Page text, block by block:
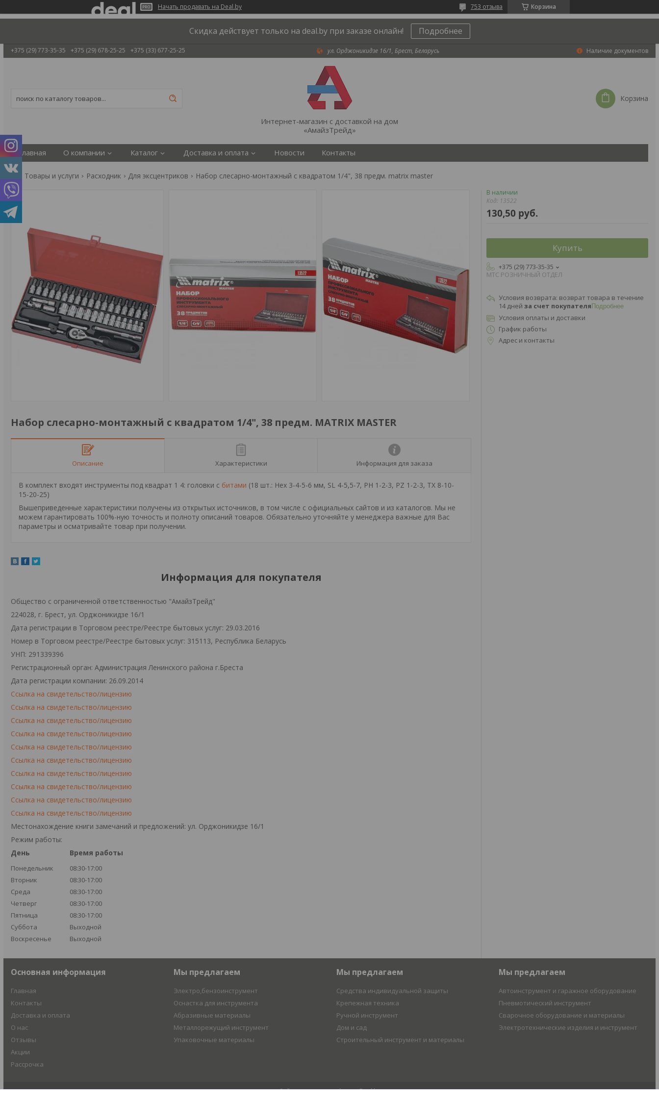
Начать продавать на Deal.by Корзина
753 отзыва
Скидка действует только на deal.by при заказе онлайн! Подробнее
+375 (29) 773-35-35 +375 (29) 678-25-25 +375 (33) 677-25-25 ул. Орджоникидзе 16/1, Брест, Беларусь Наличие документов
Интернет-магазин с доставкой на дом
«АмайзТрейд»
Корзина
Главная О компании Каталог Доставка и оплата Новости Контакты
Товары и услуги Расходник Для эксцентриков Набор слесарно-монтажный с квадратом 1/4", 38 предм. matrix master
Набор слесарно-монтажный с квадратом 1/4", 38 предм. MATRIX MASTER
Описание Характеристики Информация для заказа
В комплект входят инструменты под квадрат 1 4: головки с битами (18 шт.: Hех 3-4-5-6 мм, SL 4-5,5-7, PH 1-2-3, PZ 1-2-3, TX 8-10-
15-20-25)
Вышеприведенные характеристики получены из открытых источников, в том числе с официальных сайтов и из каталогов. Мы не
можем гарантировать 100%-ную точность и полноту описаний товаров. Обязательно уточняйте у менеджера важные для Вас
параметры и осматривайте товар при получении.
Информация для покупателя
Общество с ограниченной ответственностью "АмайзТрейд"
224028, г. Брест, ул. Орджоникидзе 16/1
Дата регистрации в Торговом реестре/Реестре бытовых услуг: 29.03.2016
Номер в Торговом реестре/Реестре бытовых услуг: 315113, Республика Беларусь
УНП: 291339396
Регистрационный орган: Администрация Ленинского района г.Бреста
Дата регистрации компании: 26.09.2014
Ссылка на свидетельство/лицензию
Ссылка на свидетельство/лицензию
Ссылка на свидетельство/лицензию
Ссылка на свидетельство/лицензию
Ссылка на свидетельство/лицензию
Ссылка на свидетельство/лицензию
Ссылка на свидетельство/лицензию
Ссылка на свидетельство/лицензию
Ссылка на свидетельство/лицензию
Ссылка на свидетельство/лицензию
Местонахождение книги замечаний и предложений: ул. Орджоникидзе 16/1
Режим работы:
День
Время работы
Понедельник
08:30-17:00
Вторник
08:30-17:00
Среда
08:30-17:00
Четверг
08:30-17:00
Пятница
08:30-17:00
Суббота
Выходной
Воскресенье
Выходной
В наличии
Код: 13522
130,50 руб.
Купить
+375 (29) 773-35-35
МТС РОЗНИЧНЫЙ ОТДЕЛ
возврат товара в течение
14 дней за счет покупателя Подробнее
Условия оплаты и доставки
График работы
Адрес и контакты
Основная информация
Главная
Контакты
Доставка и оплата
О нас
Отзывы
Акции
Рассрочка
Мы предлагаем
Электро,бензоинструмент
Оснастка для инструмента
Абразивные материалы
Металлорежущий инструмент
Упаковочные материалы
Мы предлагаем
Средства индивидуальной защиты
Крепежная техника
Ручной инструмент
Дом и сад
Строительный инструмент и материалы
Мы предлагаем
Автоинструмент и гаражное оборудование
Пневмотический инструмент
Сварочное оборудование и материалы
Электротехнические изделия и инструмент
Сайт создан на платформе Deal.by